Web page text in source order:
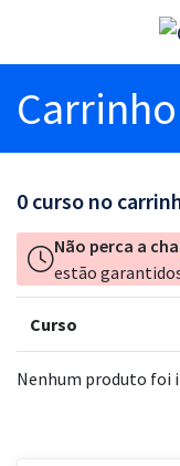
Carrinho
0 curso no
Não perca a
estão
Curso
Nenhum produto foi